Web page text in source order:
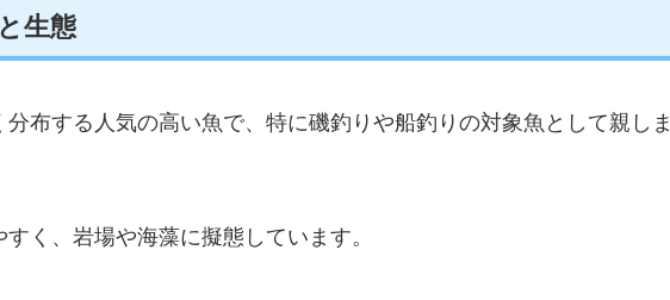
生態
布する人気の高い魚で、特に磯釣りや船釣りの対象魚として親しま
く、岩場や海藻に擬態しています。